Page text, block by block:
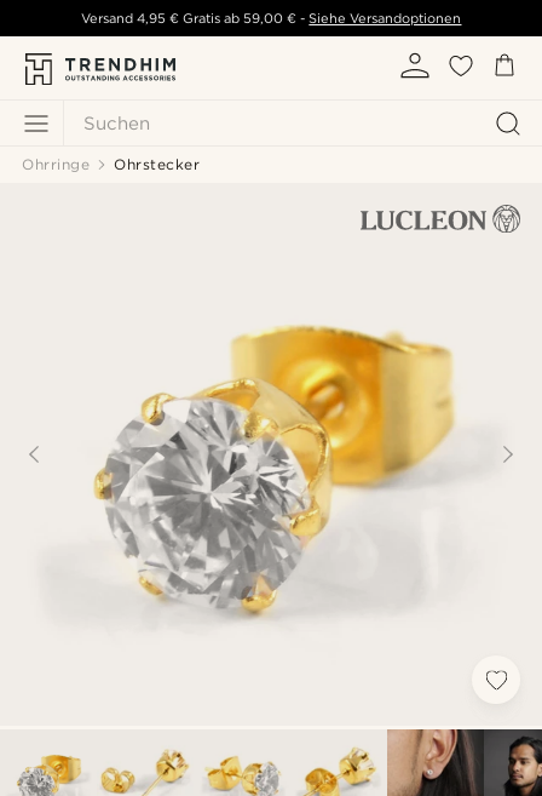
Suchen
Versand 4,95 € Gratis ab59,00 € - Siehe Versandoptionen
Ohrringe Ohrstecker